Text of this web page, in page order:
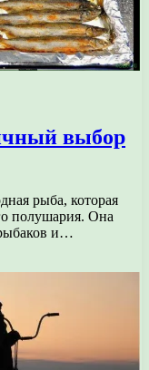
выбор
рыба, которая
полушария. Она
и…